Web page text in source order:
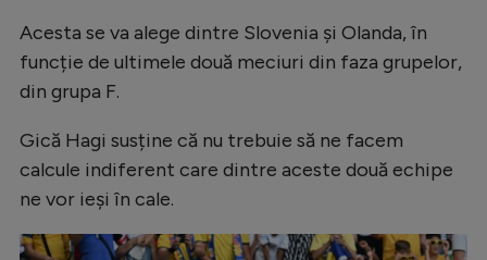
Handbal
Natație
Gimnastică
Auto
Rugby
Acesta se va alege dintre Slovenia și Olanda, în
funcție de ultimele două meciuri din faza grupelor,
din grupa F.
Gică Hagi susține că nu trebuie să ne facem
calcule indiferent care dintre aceste două echipe
ne vor ieși în cale.